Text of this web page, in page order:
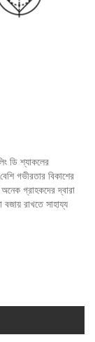
ডি শ্যাকলের
গভীরতার বিকাশের
গ্রাহকদের দ্বারা
রাখতে সাহায্য